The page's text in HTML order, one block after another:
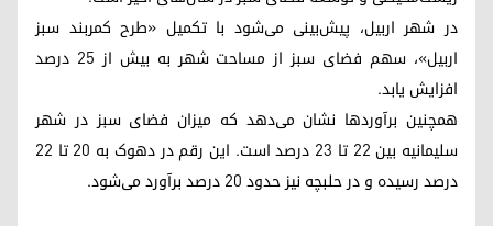
در شهر اربیل، پیش‌بینی می‌شود با تکمیل «طرح کمربند سبز
اربیل»، سهم فضای سبز از مساحت شهر به بیش از ۲۵ درصد
افزایش یابد.
همچنین برآوردها نشان می‌دهد که میزان فضای سبز در شهر
سلیمانیه بین ۲۲ تا ۲۳ درصد است. این رقم در دهوک به ۲۰ تا ۲۲
درصد رسیده و در حلبچه نیز حدود ۲۰ درصد برآورد می‌شود.